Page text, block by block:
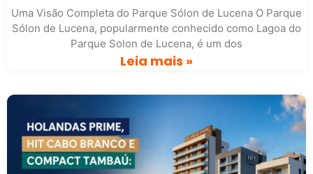
Uma Visão Completa do Parque Sólon de Lucena O Parque
Sólon de Lucena, popularmente conhecido como Lagoa do
Parque Solon de Lucena, é um dos
Leia mais »